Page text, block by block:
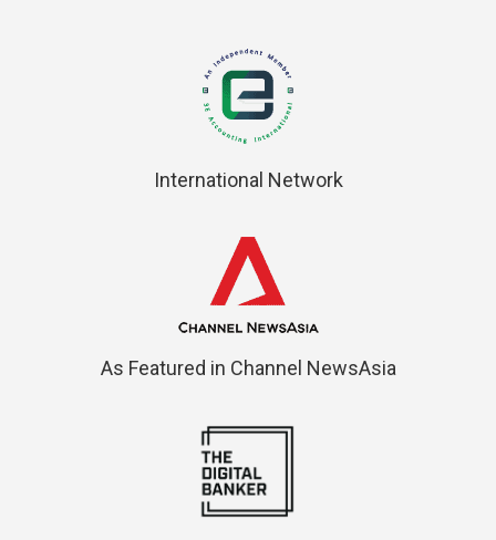
International Network
As Featured in Channel NewsAsia